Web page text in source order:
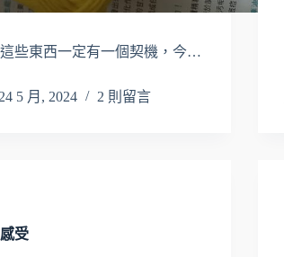
些東西一定有一個契機，今…
24 5 月, 2024 2 則留言
受